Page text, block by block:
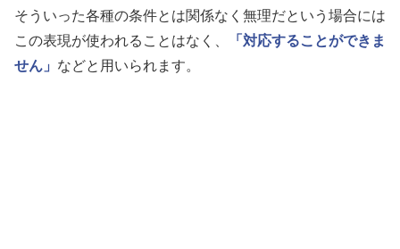
そういった各種の条件とは関係なく無理だという場合には
この表現が使われることはなく、
「対応することができま
せん」 などと用いられます。